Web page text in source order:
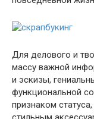
Для делового и
массу важной
и эскизы,
функциональной
признаком